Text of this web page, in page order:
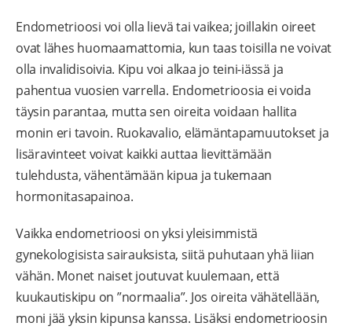
Endometrioosi voi olla lievä tai vaikea; joillakin oireet
ovat lähes huomaamattomia, kun taas toisilla ne voivat
olla invalidisoivia. Kipu voi alkaa jo teini-iässä ja
pahentua vuosien varrella. Endometrioosia ei voida
täysin parantaa, mutta sen oireita voidaan hallita
monin eri tavoin. Ruokavalio, elämäntapamuutokset ja
lisäravinteet voivat kaikki auttaa lievittämään
tulehdusta, vähentämään kipua ja tukemaan
hormonitasapainoa.
Vaikka endometrioosi on yksi yleisimmistä
gynekologisista sairauksista, siitä puhutaan yhä liian
vähän. Monet naiset joutuvat kuulemaan, että
kuukautiskipu on ”normaalia”. Jos oireita vähätellään,
moni jää yksin kipunsa kanssa. Lisäksi endometrioosin